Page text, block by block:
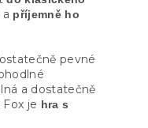
příjemně ho
pevné
a dostatečně
je hra s